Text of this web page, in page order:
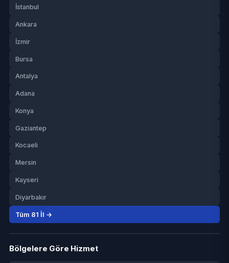
İstanbul
Ankara
İzmir
Bursa
Antalya
Adana
Konya
Gaziantep
Kocaeli
Mersin
Kayseri
Diyarbakır
Tüm 81 İl →
Bölgelere Göre Hizmet